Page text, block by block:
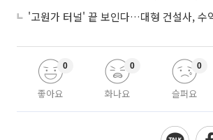
좋아요
0
화나요
0
슬퍼요
0